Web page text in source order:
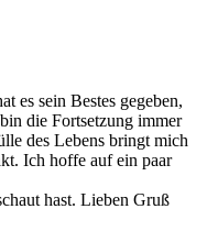
es sein Bestes gegeben,
die Fortsetzung immer
des Lebens bringt mich
Ich hoffe auf ein paar
hast. Lieben Gruß